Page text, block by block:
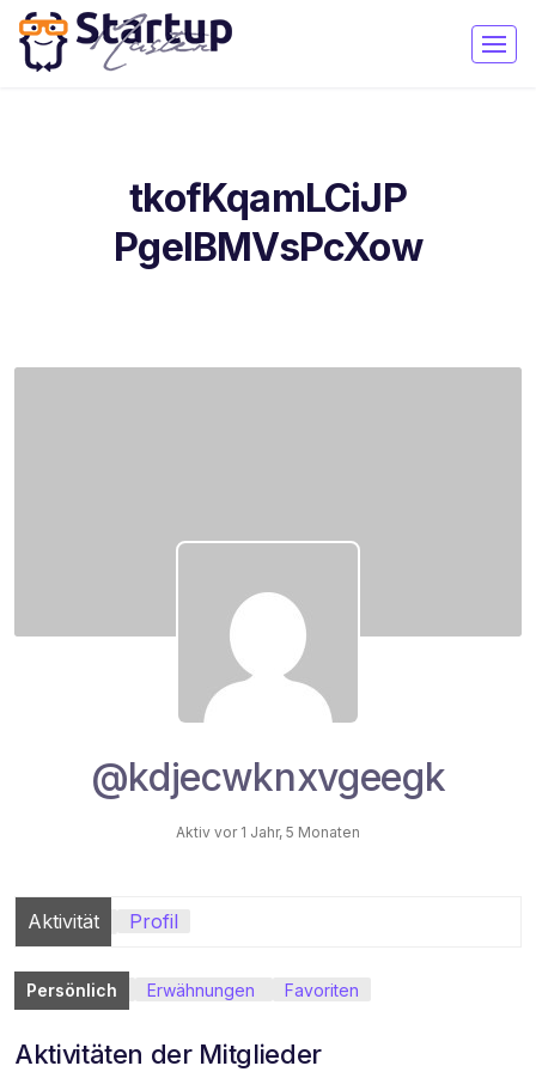
tkofKqamLCiJP
PgeIBMVsPcXow
@kdjecwknxvgeegk
Aktiv vor 1 Jahr, 5 Monaten
Aktivität Profil
Persönlich Erwähnungen Favoriten
Aktivitäten der Mitglieder